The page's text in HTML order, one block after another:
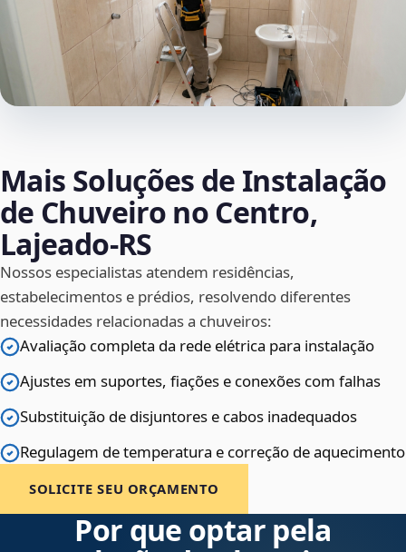
Mais Soluções de Instalação
de Chuveiro no Centro,
Lajeado‑RS
Nossos especialistas atendem residências,
estabelecimentos e prédios, resolvendo diferentes
necessidades relacionadas a chuveiros:
Avaliação completa da rede elétrica para instalação
Ajustes em suportes, fiações e conexões com falhas
Substituição de disjuntores e cabos inadequados
Regulagem de temperatura e correção de aquecimento
SOLICITE SEU ORÇAMENTO
Por que optar pela